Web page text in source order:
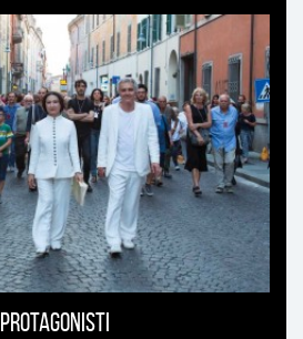
Protagonisti